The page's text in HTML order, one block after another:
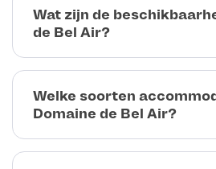
Wat zijn de
de Bel Air?
Welke soorten
Domaine de Bel Air?